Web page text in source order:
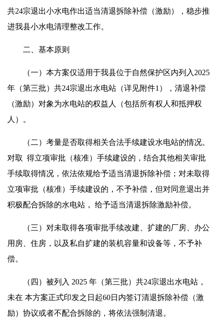
共24宗退出小水电作出适当清退拆除补偿（激励），稳步推
进我县小水电清理整改工作。
二、基本原则
（一）本方案仅适用于我县位于自然保护区内列入2025
年（第三批）共24宗退出水电站（详见附件1），清退补偿
（激励）对象为水电站的权益人（包括所有权人和抵押权
人）。
（二）考量是否取得相关合法手续建设水电站的情况。
对取 得立项审批（核准）手续建设的，结合其他相关审批
手续取得情况，依法依规给予适当清退拆除补偿；对未取得
立项审批（核准）手续建设的，不予补偿，但对同意退出并
积极配合拆除的水电站， 给予适当清退拆除激励补偿。
（三）对未取得各项审批手续改建、扩建的厂房、办公
用房、住房，以及私自扩建的装机容量和设备等，不予补
偿。
（四）被列入 2025 年（第三批）共24宗退出水电站，
未在 本方案正式印发之日起60日内签订清退拆除补偿（激
励）协议或者不配合拆除的，将依法强制清退。